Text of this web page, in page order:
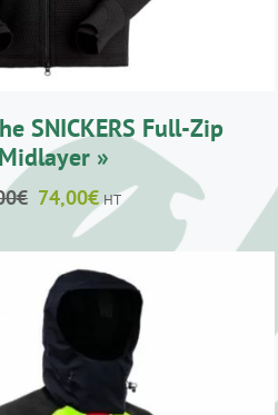
PEUVENT
ÊTRE
CHOISIES
PAGE
DU
PRODUIT
SNICKERS Full-Zip
»
€ Le
initial
était :
94,00€.
74,00€Le
prix
actuel
est :
74,00€.
HT